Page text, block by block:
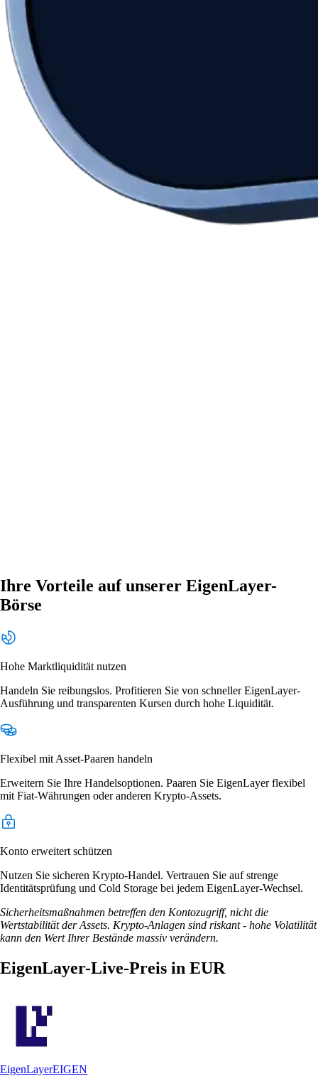
Ihre Vorteile auf unserer EigenLayer-
Börse
Hohe Marktliquidität nutzen
Handeln Sie reibungslos. Profitieren Sie von schneller EigenLayer-
Ausführung und transparenten Kursen durch hohe Liquidität.
Flexibel mit Asset-Paaren handeln
Erweitern Sie Ihre Handelsoptionen. Paaren Sie EigenLayer flexibel
mit Fiat-Währungen oder anderen Krypto-Assets.
Konto erweitert schützen
Nutzen Sie sicheren Krypto-Handel. Vertrauen Sie auf strenge
Identitätsprüfung und Cold Storage bei jedem EigenLayer-Wechsel.
Sicherheitsmaßnahmen betreffen den Kontozugriff, nicht die
Wertstabilität der Assets. Krypto-Anlagen sind riskant - hohe Volatilität
kann den Wert Ihrer Bestände massiv verändern.
EigenLayer-Live-Preis in EUR
EigenLayerEIGEN